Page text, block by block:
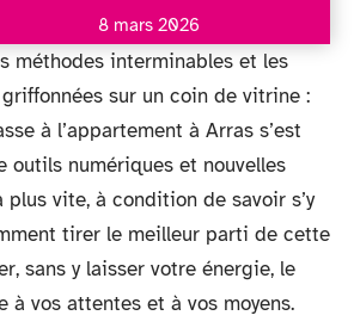
8 mars 2026
méthodes interminables et les
sur un coin de vitrine :
à l’appartement à Arras s’est
outils numériques et nouvelles
vite, à condition de savoir s’y
tirer le meilleur parti de cette
sans y laisser votre énergie, le
à vos attentes et à vos moyens.